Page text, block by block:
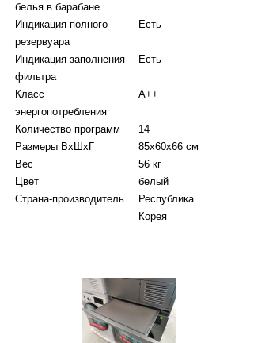
белья в барабане
Индикация полного
резервуара
Есть
Индикация заполнения
фильтра
Есть
Класс
энергопотребления
A++
Количество программ
14
Размеры ВхШхГ
85х60х66 см
Вес
56 кг
Цвет
белый
Страна-производитель
Республика
Корея